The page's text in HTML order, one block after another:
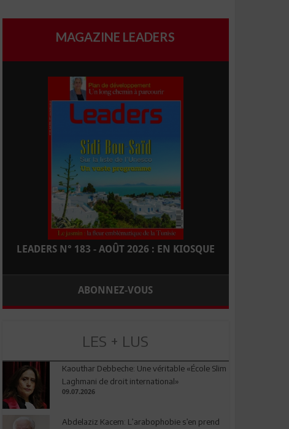
MAGAZINE LEADERS
LEADERS N° 183 - AOÛT 2026 : EN KIOSQUE
ABONNEZ-VOUS
LES + LUS
Kaouthar Debbeche: Une véritable «École Slim
Laghmani de droit international»
09.07.2026
Abdelaziz Kacem: L’arabophobie s’en prend